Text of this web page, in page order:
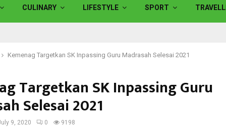
CULINARY LIFESTYLE SPORT
Kemenag Targetkan SK Inpassing Guru Madrasah Selesai 2021
Targetkan SK Inpassing Guru
Selesai 2021
9, 2020 0 9198